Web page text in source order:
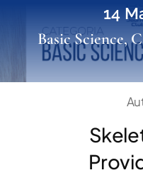
VUOI
14
Basic Science,